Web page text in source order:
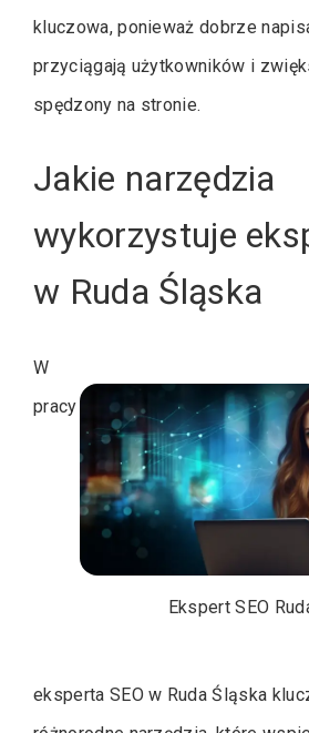
kluczowa, ponieważ dobrze
przyciągają użytkowników i
spędzony na stronie.
Jakie narzędzia
wykorzystuje
w Ruda Śląska
Ekspert SEO
W
pracy
eksperta SEO w Ruda Śląska